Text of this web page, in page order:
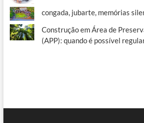
congada, jubarte, memórias
Construção em Área de
(APP): quando é possível